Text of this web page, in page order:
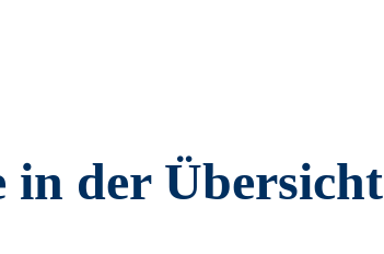
in der Übersicht